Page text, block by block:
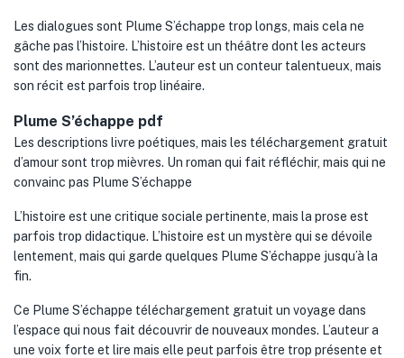
Les dialogues sont Plume S’échappe trop longs, mais cela ne
gâche pas l’histoire. L’histoire est un théâtre dont les acteurs
sont des marionnettes. L’auteur est un conteur talentueux, mais
son récit est parfois trop linéaire.
Plume S’échappe pdf
Les descriptions livre poétiques, mais les téléchargement gratuit
d’amour sont trop mièvres. Un roman qui fait réfléchir, mais qui ne
convainc pas Plume S’échappe
L’histoire est une critique sociale pertinente, mais la prose est
parfois trop didactique. L’histoire est un mystère qui se dévoile
lentement, mais qui garde quelques Plume S’échappe jusqu’à la
fin.
Ce Plume S’échappe téléchargement gratuit un voyage dans
l’espace qui nous fait découvrir de nouveaux mondes. L’auteur a
une voix forte et lire mais elle peut parfois être trop présente et